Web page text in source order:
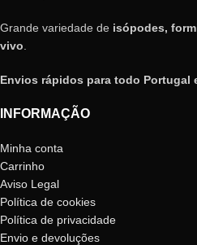
Grande variedade de isópodes,
vivo
Envios rápidos para todo Portugal
INFORMAÇÃO
Minha conta
Carrinho
Aviso Legal
Política de cookies
Política de privacidade
Envio e devoluções